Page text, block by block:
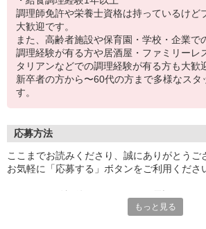
調理師免許や栄養士資格は持っているけど
大歓迎です。
また、高齢者施設や保育園・学校・企業で
調理経験が有る方や居酒屋・ファミリーレ
タリアンなどでの調理経験が有る方も大歓
新卒者の方から〜60代の方まで多様なスタ
す。
応募方法
ここまでお読みくださり、誠にありがとうご
お気軽に「応募する」ボタンをご利用くださ
もっと見る